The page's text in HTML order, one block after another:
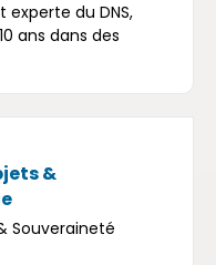
du DNS,
ans dans des
&
Souveraineté